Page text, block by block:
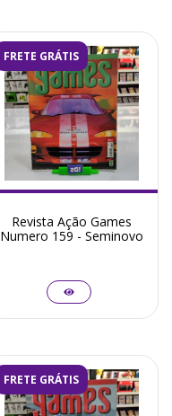
FRETE GRÁTIS
Revista Ação Games
Numero 159 - Seminovo
FRETE GRÁTIS